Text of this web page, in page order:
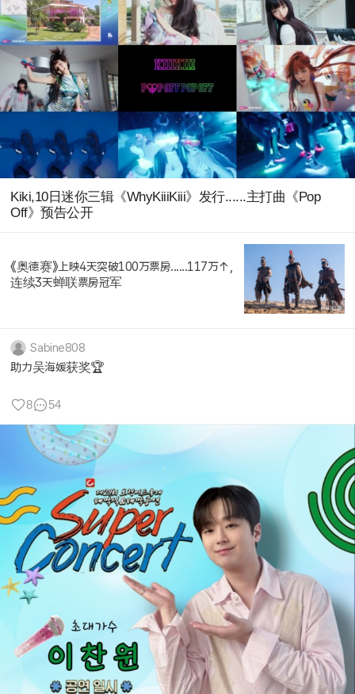
Kiki,10日迷你三辑《WhyKiiiKiii》发行......主打曲《Pop
Off》预告公开
《奥德赛》上映4天突破100万票房......117万↑,
连续3天蝉联票房冠军
Sabine808
助力吴海媛获奖🏆
8 54